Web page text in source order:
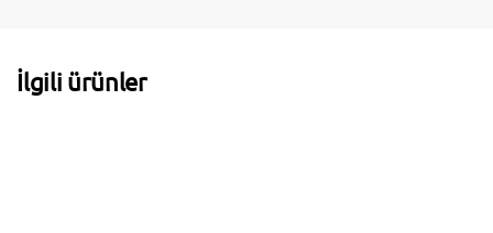
İlgili ürünler